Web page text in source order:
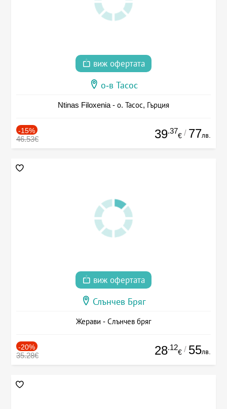
виж офертата
о-в Тасос
Ntinas Filoxenia - о. Тасос, Гърция
-15%
46.53€ 39.37
€ / 77лв.
виж офертата
Слънчев Бряг
Жерави - Слънчев бряг
-20%
35.28€ 28.12
€ / 55лв.